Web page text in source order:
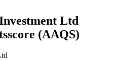
Ltd
(AAQS)